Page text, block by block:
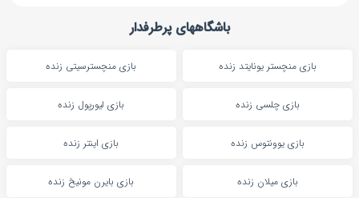
باشگاههای پرطرفدار
بازی منچستر یونایتد زنده بازی منچسترسیتی زنده
بازی چلسی زنده بازی لیورپول زنده
بازی یوونتوس زنده بازی اینتر زنده
بازی میلان زنده بازی بایرن مونیخ زنده